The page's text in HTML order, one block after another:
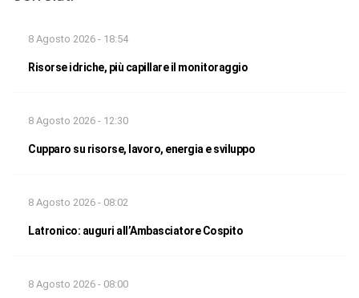
8 Agosto 2026 - 18:54
Risorse idriche, più capillare il monitoraggio
8 Agosto 2026 - 12:30
Cupparo su risorse, lavoro, energia e sviluppo
8 Agosto 2026 - 08:02
Latronico: auguri all’Ambasciatore Cospito
8 Agosto 2026 - 08:00